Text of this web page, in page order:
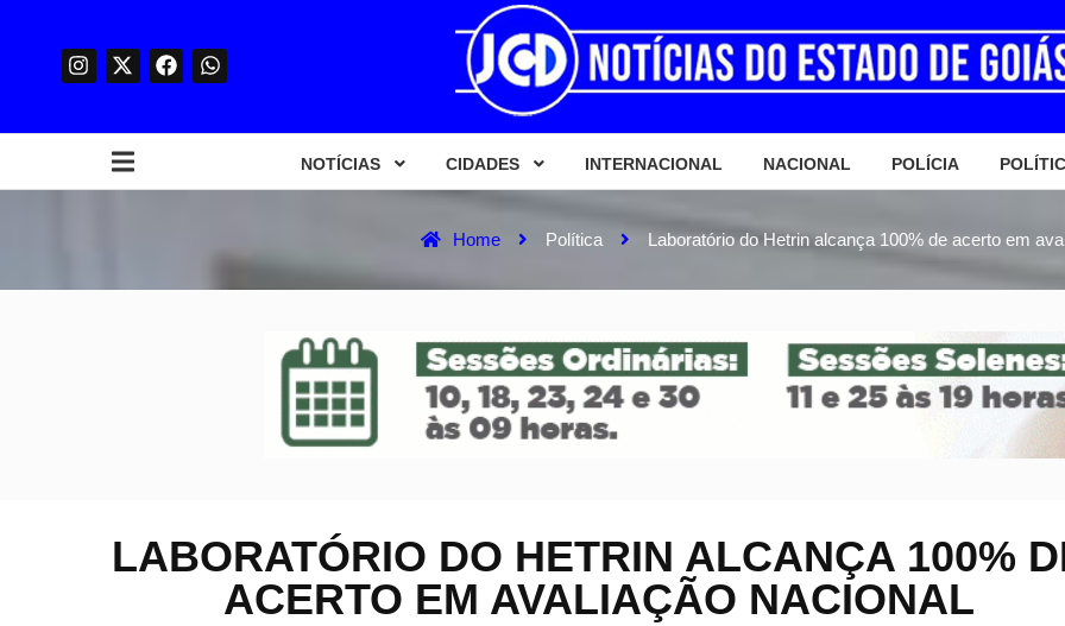
NOTÍCIAS CIDADES INTERNACIONAL NACIONAL POLÍCIA
Home Política Laboratório do Hetrin alcança 100% de acerto em
LABORATÓRIO DO HETRIN ALCANÇA 100%
ACERTO EM AVALIAÇÃO NACIONAL